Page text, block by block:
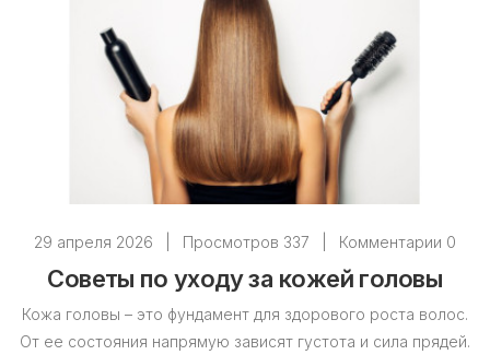
29 апреля 2026 Просмотров 337 Комментарии 0
Советы по уходу за кожей головы
Кожа головы – это фундамент для здорового роста волос.
От ее состояния напрямую зависят густота и сила прядей.